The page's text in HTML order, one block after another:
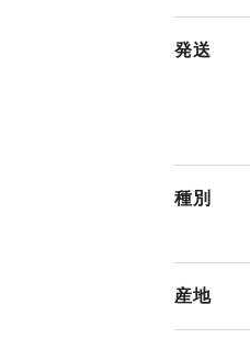
発送
種別
産地